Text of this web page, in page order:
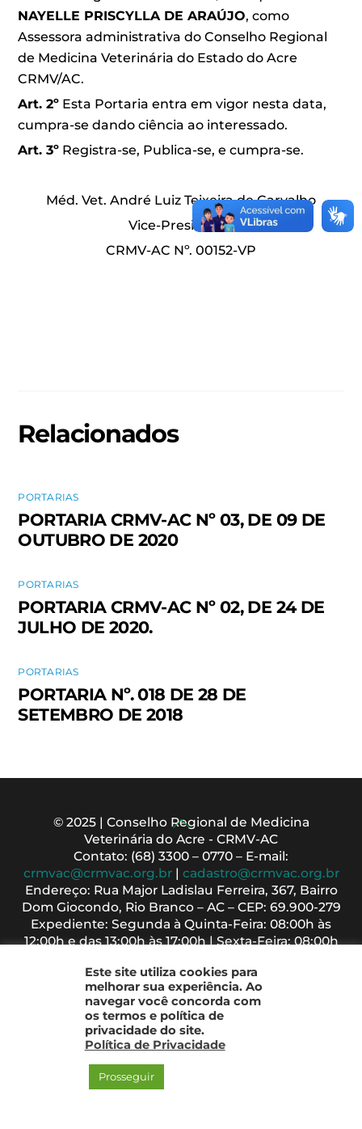
NAYELLE PRISCYLLA DE ARAÚJO, como
Assessora administrativa do Conselho Regional
de Medicina Veterinária do Estado do Acre
CRMV/AC.
Art. 2º Esta Portaria entra em vigor nesta data,
cumpra-se dando ciência ao interessado.
Art. 3º Registra-se, Publica-se, e cumpra-se.
Méd. Vet. André Luiz Teixeira de Carvalho
Vice-Presidente
CRMV-AC Nº. 00152-VP
Relacionados
PORTARIAS
PORTARIA CRMV-AC Nº 03, DE 09 DE
OUTUBRO DE 2020
PORTARIAS
PORTARIA CRMV-AC Nº 02, DE 24 DE
JULHO DE 2020.
PORTARIAS
PORTARIA Nº. 018 DE 28 DE
SETEMBRO DE 2018
Back
To
Top
© 2025 | Conselho Regional de Medicina
Veterinária do Acre - CRMV-AC
Contato: (68) 3300 – 0770 – E-mail:
crmvac@crmvac.org.br| cadastro@crmvac.org.br
Endereço: Rua Major Ladislau Ferreira, 367, Bairro
Dom Giocondo, Rio Branco – AC – CEP: 69.900-279
Expediente: Segunda à Quinta-Feira: 08:00h às
12:00h e das 13:00h às 17:00h | Sexta-Feira: 08:00h
Este site utiliza cookies para
melhorar sua experiência. Ao
navegar você concorda com
os termos e política de
privacidade do site.
Política de Privacidade
Prosseguir